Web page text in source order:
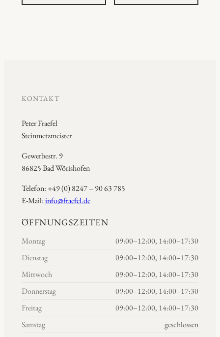
KONTAKT
Peter Fraefel
Steinmetzmeister
Gewerbestr. 9
86825 Bad Wörishofen
Telefon: +49 (0) 8247 – 90 63 785
E-Mail:info@fraefel.de
ÖFFNUNGSZEITEN
Montag
09:00–12:00, 14:00–17:30
Dienstag
09:00–12:00, 14:00–17:30
Mittwoch
09:00–12:00, 14:00–17:30
Donnerstag
09:00–12:00, 14:00–17:30
Freitag
09:00–12:00, 14:00–17:30
Samstag
geschlossen